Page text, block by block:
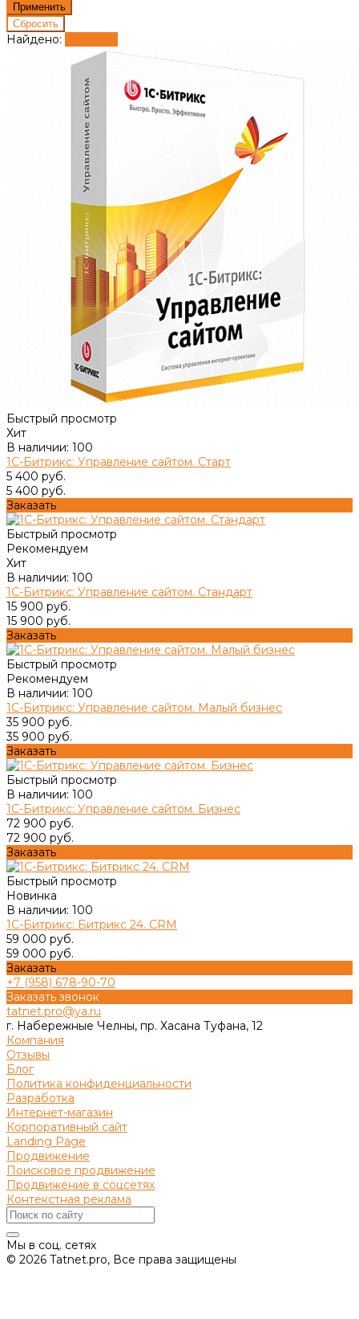
Найдено:
Быстрый просмотр
Хит
В наличии: 100
1С-Битрикс: Управление сайтом. Старт
5 400 руб.
5 400 руб.
Заказать
Быстрый просмотр
Рекомендуем
Хит
В наличии: 100
1С-Битрикс: Управление сайтом. Стандарт
15 900 руб.
15 900 руб.
Заказать
Быстрый просмотр
Рекомендуем
В наличии: 100
1С-Битрикс: Управление сайтом. Малый бизнес
35 900 руб.
35 900 руб.
Заказать
Быстрый просмотр
В наличии: 100
1С-Битрикс: Управление сайтом. Бизнес
72 900 руб.
72 900 руб.
Заказать
Быстрый просмотр
Новинка
В наличии: 100
1С-Битрикс: Битрикс 24. CRM
59 000 руб.
59 000 руб.
Заказать
+7 (958) 678-90-70
Заказать звонок
tatnet.pro@ya.ru
г. Набережные Челны, пр. Хасана Туфана, 12
Компания
Отзывы
Блог
Политика конфиденциальности
Разработка
Интернет-магазин
Корпоративный сайт
Landing Page
Продвижение
Поисковое продвижение
Продвижение в соцсетях
Контекстная реклама
Мы в соц. сетях
© 2026 Tatnet.pro, Все права защищены